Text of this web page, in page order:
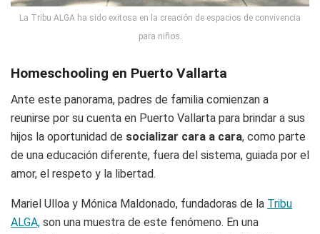
La Tribu ALGA ha sido exitosa en la creación de espacios de convivencia
para niños.
Homeschooling en Puerto Vallarta
Ante este panorama, padres de familia comienzan a
reunirse por su cuenta en Puerto Vallarta para brindar a sus
hijos la oportunidad de socializar cara a cara, como parte
de una educación diferente, fuera del sistema, guiada por el
amor, el respeto y la libertad.
Mariel Ulloa y Mónica Maldonado, fundadoras de la Tribu
ALGA, son una muestra de este fenómeno. En una